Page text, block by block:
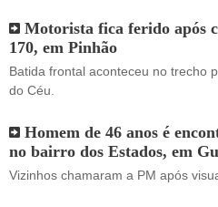
Motorista fica ferido após
170, em Pinhão
Batida frontal aconteceu no trecho
do Céu.
Homem de 46 anos é
no bairro dos Estados, em
Vizinhos chamaram a PM após